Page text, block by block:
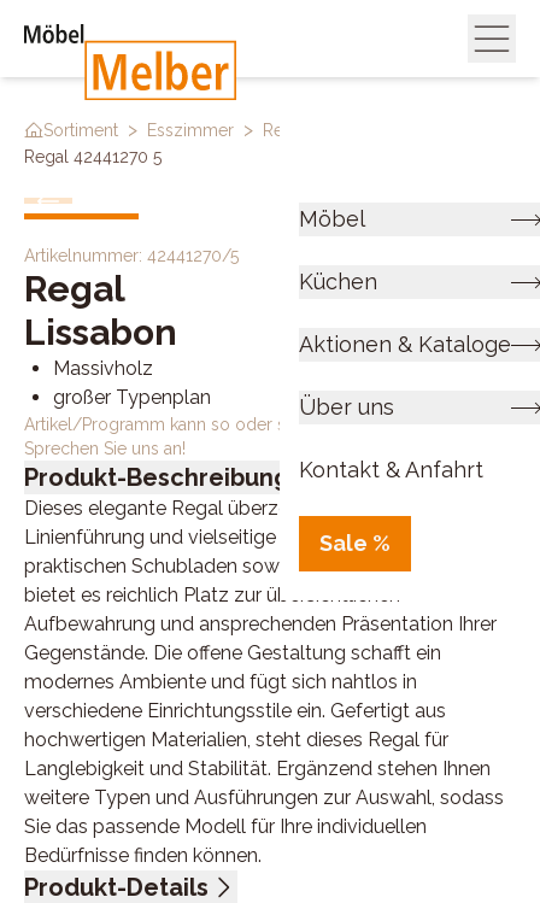
Möbel
Küchen
Aktionen & Kataloge
Über uns
Kontakt & Anfahrt
Sale %
Sortiment > Esszimmer > Regale & Raumteiler
Regal 42441270 5
Artikelnummer: 42441270/5
Regal
Lissabon
Massivholz
großer Typenplan
Artikel/Programm kann so oder so ähnlich bestellt werden.
Sprechen Sie uns an!
Produkt-Beschreibung
Dieses elegante Regal überzeugt durch seine klare
Linienführung und vielseitige Funktionalität. Mit zwei
praktischen Schubladen sowie vier offenen Böden
bietet es reichlich Platz zur übersichtlichen
Aufbewahrung und ansprechenden Präsentation Ihrer
Gegenstände. Die offene Gestaltung schafft ein
modernes Ambiente und fügt sich nahtlos in
verschiedene Einrichtungsstile ein. Gefertigt aus
hochwertigen Materialien, steht dieses Regal für
Langlebigkeit und Stabilität. Ergänzend stehen Ihnen
weitere Typen und Ausführungen zur Auswahl, sodass
Sie das passende Modell für Ihre individuellen
Bedürfnisse finden können.
Produkt-Details